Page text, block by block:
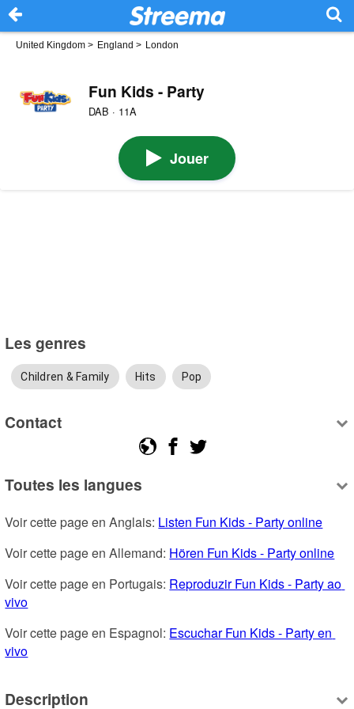
United Kingdom > England > London
Fun Kids - Party
DAB · 11A
Jouer
Les genres
Children & Family Hits Pop
Contact
Toutes les langues
Voir cette page en Anglais: Listen Fun Kids - Party online
Voir cette page en Allemand: Hören Fun Kids - Party online
Voir cette page en Portugais: Reproduzir Fun Kids - Party ao
vivo
Voir cette page en Espagnol: Escuchar Fun Kids - Party en
vivo
Description